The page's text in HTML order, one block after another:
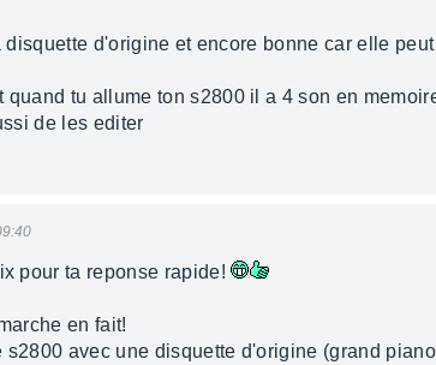
disquette d'origine et encore bonne car elle
quand tu allume ton s2800 il a 4 son en
de les editer
pour ta reponse rapide!
en fait!
s2800 avec une disquette d'origine (grand